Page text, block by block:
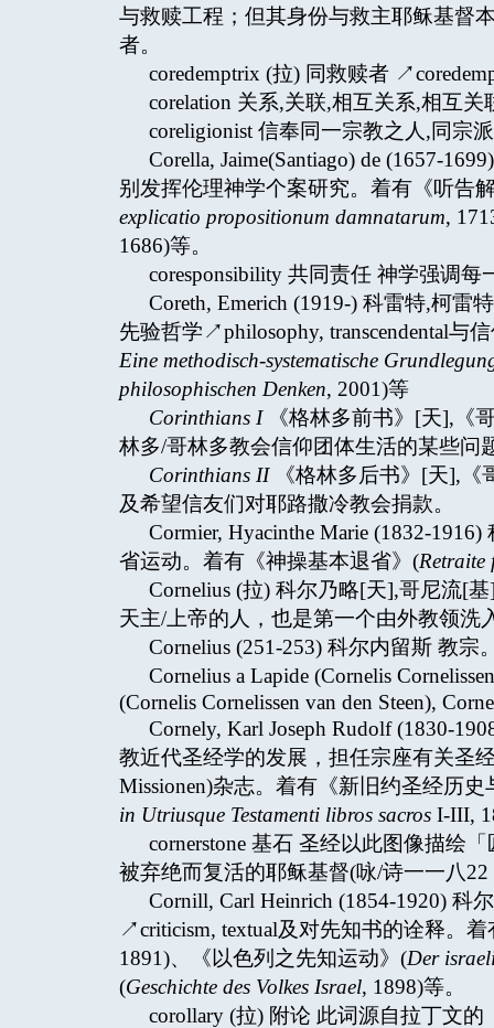
与救赎工程；但其身份与救主耶稣基督
者。
coredemptrix (拉) 同救赎者
corelation 关系,关联,相互关系,相互关
coreligionist 信奉同一宗教之人,同宗
Corella, Jaime(Santiago) de (1657-
别发挥伦理神学个案研究。着有《听告
explicatio propositionum damnatarum,
1686)等。
coresponsibility 共同责任 神学强调
Coreth, Emerich (1919-) 科雷特,柯
先验哲学↗philosophy, transcendental与
Eine methodisch-systematische
philosophischen Denken, 2001)等
Corinthians I《格林多前书》[天],《
林多/哥林多教会信仰团体生活的某些问
Corinthians II
《格林多后书》[天],
及希望信友们对耶路撒冷教会捐款。
Cormier, Hyacinthe Marie (1832-
省运动。着有《神操基本退省》(Retraite
Cornelius (拉) 科尔乃略[天],哥尼流[
天主/上帝的人，也是第一个由外教领洗
Cornelius (251-253) 科尔内留斯 教
Cornelius a Lapide (Cornelis
(Cornelis Cornelissen van den Steen),
Cornely, Karl Joseph Rudolf (1830-
教近代圣经学的发展，担任宗座有关圣
Missionen)杂志。着有《新旧约圣经历
in Utriusque Testamenti libros sacros I-III,
cornerstone 基石 圣经以此图像描绘
被弃绝而复活的耶稣基督(咏/诗一一八
Cornill, Carl Heinrich (1854-1920) 科
↗criticism, textual及对先知书的诠释。
1891)、《以色列之先知运动》(Der
(Geschichte des Volkes Israel, 1898)等。
corollary (拉) 附论 此词源自拉丁文